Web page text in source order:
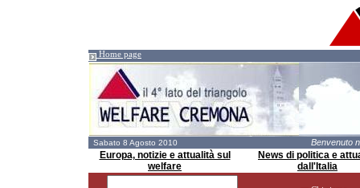
Home page
Sabato 8 Agosto 2010 Benvenuto
Europa, notizie e attualità sul
welfare
News di politica e
dall'Italia